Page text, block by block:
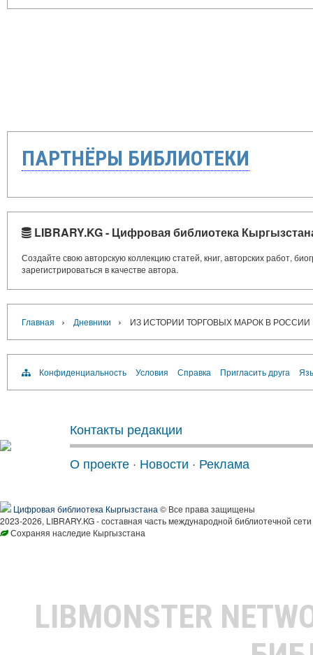
ПАРТНЁРЫ БИБЛИОТЕКИ
LIBRARY.KG - Цифровая библиотека
Создайте свою авторскую коллекцию статей, книг, авторских работ,
зарегистрироваться в качестве автора.
Главная › Дневники › ИЗ ИСТОРИИ ТОРГОВЫХ МАРОК В РОССИИ
Конфиденциальность Условия Справка Пригласить друга
Контакты редакции
О проекте · Новости · Реклама
Цифровая библиотека Кыргызстана © Все права защищены
2023-2026, LIBRARY.KG - составная часть международной библиотечной
Сохраняя наследие Кыргызстана
LIBMONSTER